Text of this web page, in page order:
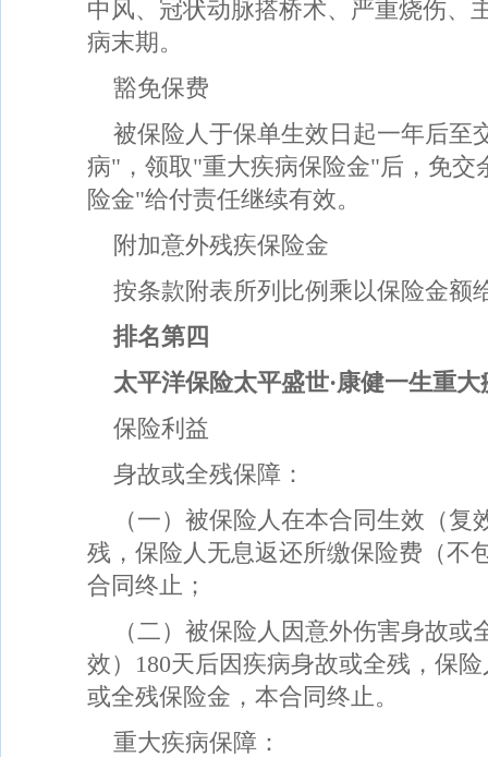
中风、冠状动脉搭桥术、严重烧伤、
病末期。
豁免保费
被保险人于保单生效日起一年后至
病"，领取"重大疾病保险金"后，免交
险金"给付责任继续有效。
附加意外残疾保险金
按条款附表所列比例乘以保险金额
排名第四
太平洋保险太平盛世·康健一生重
保险利益
身故或全残保障：
（一）被保险人在本合同生效（
残，保险人无息返还所缴保险费（不
合同终止；
（二）被保险人因意外伤害身故
效）180天后因疾病身故或全残，保
或全残保险金，本合同终止。
重大疾病保障：